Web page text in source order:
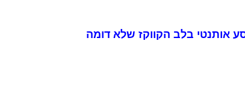
אותנטי בלב הקווקז שלא דומה